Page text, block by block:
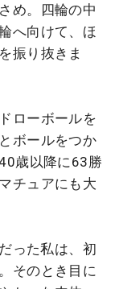
め。四輪の中
へ向けて、ほ
振り抜きま
ローボールを
ボールをつか
歳以降に63勝
チュアにも大
った私は、初
そのとき目に